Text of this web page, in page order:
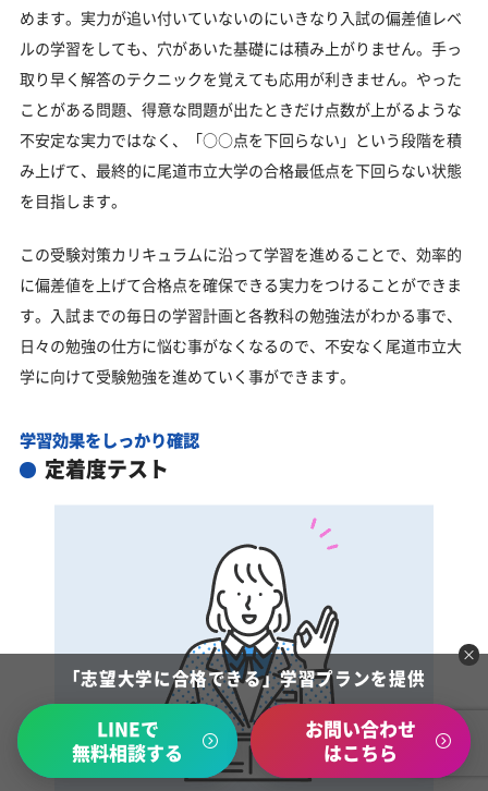
めます。実力が追い付いていないのにいきなり入試の偏差値レベ
ルの学習をしても、穴があいた基礎には積み上がりません。手っ
取り早く解答のテクニックを覚えても応用が利きません。やった
ことがある問題、得意な問題が出たときだけ点数が上がるような
不安定な実力ではなく、「○○点を下回らない」という段階を積
み上げて、最終的に尾道市立大学の合格最低点を下回らない状態
を目指します。
この受験対策カリキュラムに沿って学習を進めることで、効率的
に偏差値を上げて合格点を確保できる実力をつけることができま
す。入試までの毎日の学習計画と各教科の勉強法がわかる事で、
日々の勉強の仕方に悩む事がなくなるので、不安なく尾道市立大
学に向けて受験勉強を進めていく事ができます。
学習効果をしっかり確認
定着度テスト
「志望大学に合格できる」学習プランを提供
LINEで
無料相談する
お問い合わせ
はこちら